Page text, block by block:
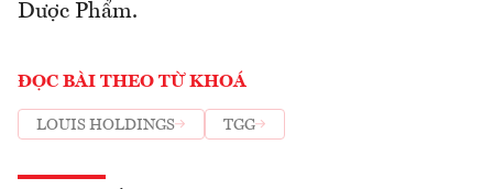
Dược Phẩm.
ĐỌC BÀI THEO TỪ KHOÁ
LOUIS HOLDINGS TGG